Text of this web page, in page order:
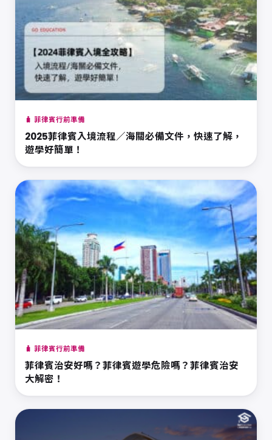
🧳 菲律賓行前準備
2025菲律賓入境流程／海關必備文件，快速了解，
遊學好簡單！
🧳 菲律賓行前準備
菲律賓治安好嗎？菲律賓遊學危險嗎？菲律賓治安
大解密！